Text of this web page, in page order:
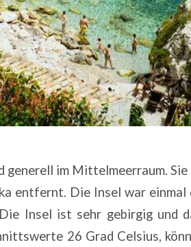
im Mittelmeerraum.
entfernt. Die Insel war einmal
Insel ist sehr gebirgig und
26 Grad Celsius,